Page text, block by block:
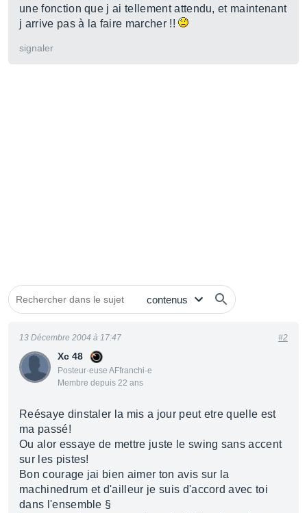
une fonction que j ai tellement attendu, et maintenant
j arrive pas à la faire marcher !!
signaler
Xc 48
Posteur·euse AFfranchi·e
Membre depuis 22 ans
13 Décembre 2004 à 17:47 #2
Reésaye dinstaler la mis a jour peut etre quelle est
ma passé!
Ou alor essaye de mettre juste le swing sans accent
sur les pistes!
Bon courage jai bien aimer ton avis sur la
machinedrum et d'ailleur je suis d'accord avec toi
dans l'ensemble §